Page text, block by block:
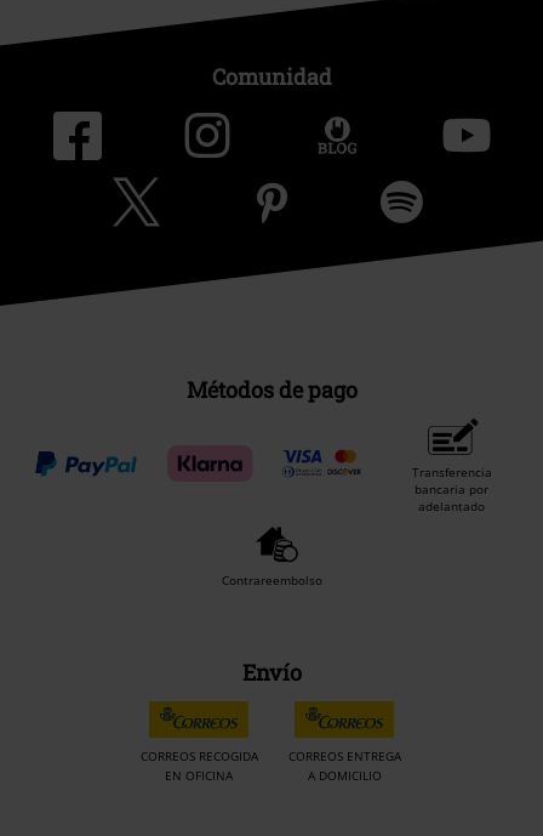
Comunidad
Métodos de pago
Transferencia
bancaria por
adelantado
Contrareembolso
Envío
CORREOS RECOGIDA
EN OFICINA
CORREOS ENTREGA
A DOMICILIO